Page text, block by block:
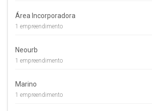
Área Incorporadora
1 empreendimento
Neourb
1 empreendimento
Marino
1 empreendimento